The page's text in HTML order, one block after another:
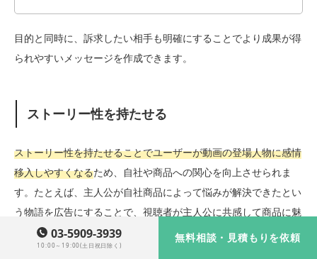
目的と同時に、訴求したい相手も明確にすることでより成果が得
られやすいメッセージを作成できます。
ストーリー性を持たせる
ストーリー性を持たせることでユーザーが動画の登場人物に感情
移入しやすくなるため、自社や商品への関心を向上させられま
す。たとえば、主人公が自社商品によって悩みが解決できたとい
う物語を広告にすることで、視聴者が主人公に共感して商品に魅
力を感じやすくなるでしょう。
03-5909-3939
10:00～19:00(土日祝日除く)
無料相談・見積もりを依頼